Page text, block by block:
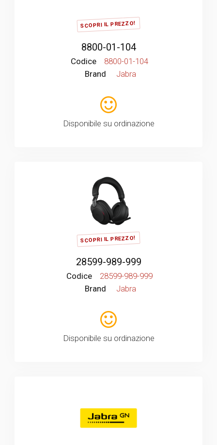
SCOPRI IL PREZZO!
8800-01-104
Codice
8800-01-104
Brand
Jabra
Disponibile su ordinazione
SCOPRI IL PREZZO!
28599-989-999
Codice
28599-989-999
Brand
Jabra
Disponibile su ordinazione